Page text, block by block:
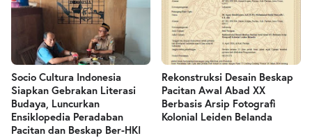
Socio Cultura Indonesia
Siapkan Gebrakan Literasi
Budaya, Luncurkan
Ensiklopedia Peradaban
Pacitan dan Beskap Ber-HKI
Rekonstruksi Desain Beskap
Pacitan Awal Abad XX
Berbasis Arsip Fotografi
Kolonial Leiden Belanda